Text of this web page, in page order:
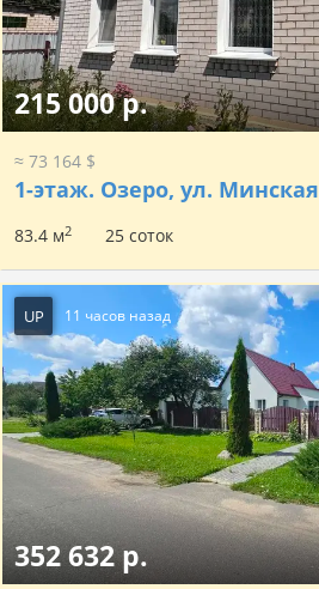
215 000 р.
≈ 73 164 $
1-этаж. Озеро, ул. Минская
83.4 м2 25 соток
UP 11 часов назад
352 632 р.